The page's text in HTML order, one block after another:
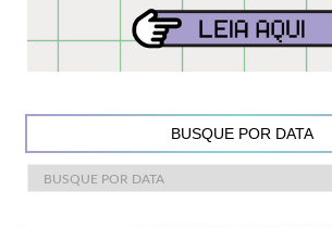
BUSQUE POR DATA